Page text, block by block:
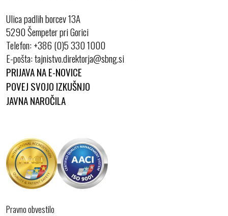
Ulica padlih borcev 13A
5290 Šempeter pri Gorici
Telefon:+386 (0)5 330 1000
E-pošta:
PRIJAVA NA E-NOVICE
POVEJ SVOJO IZKUŠNJO
JAVNA NAROČILA
Pravno obvestilo